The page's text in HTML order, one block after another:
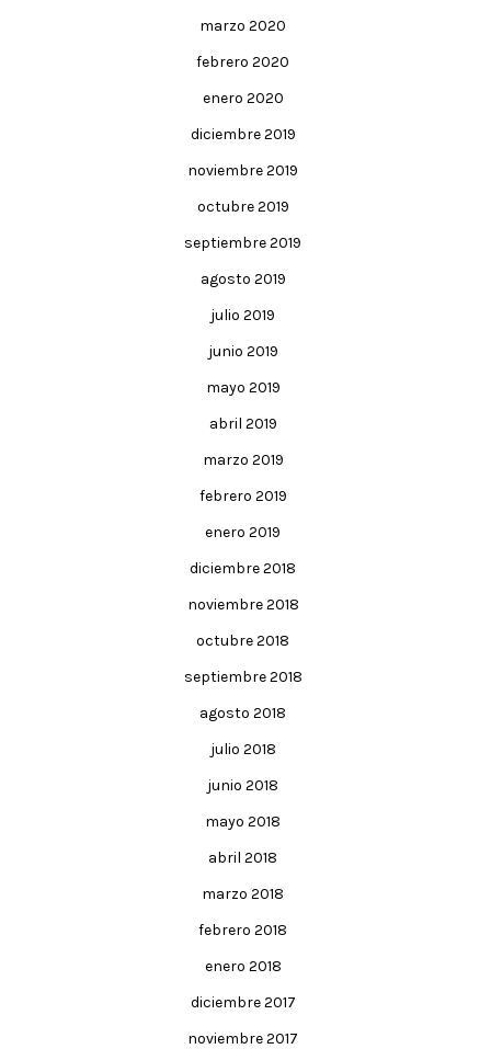
marzo 2020
febrero 2020
enero 2020
diciembre 2019
noviembre 2019
octubre 2019
septiembre 2019
agosto 2019
julio 2019
junio 2019
mayo 2019
abril 2019
marzo 2019
febrero 2019
enero 2019
diciembre 2018
noviembre 2018
octubre 2018
septiembre 2018
agosto 2018
julio 2018
junio 2018
mayo 2018
abril 2018
marzo 2018
febrero 2018
enero 2018
diciembre 2017
noviembre 2017